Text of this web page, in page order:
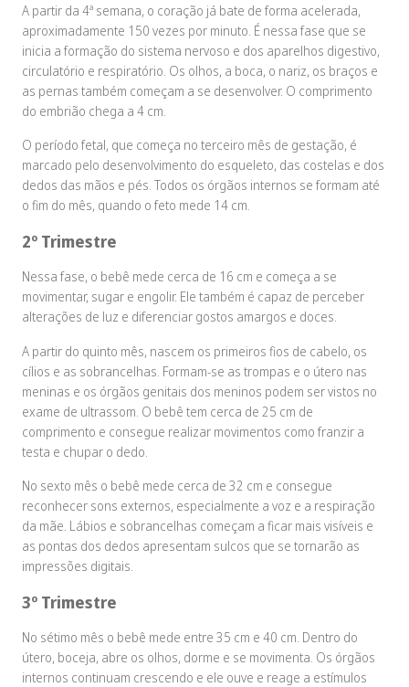
A partir da 4ª semana, o coração já bate de forma acelerada,
aproximadamente 150 vezes por minuto. É nessa fase que se
inicia a formação do sistema nervoso e dos aparelhos digestivo,
circulatório e respiratório. Os olhos, a boca, o nariz, os braços e
as pernas também começam a se desenvolver. O comprimento
do embrião chega a 4 cm.
O período fetal, que começa no terceiro mês de gestação, é
marcado pelo desenvolvimento do esqueleto, das costelas e dos
dedos das mãos e pés. Todos os órgãos internos se formam até
o fim do mês, quando o feto mede 14 cm.
2º Trimestre
Nessa fase, o bebê mede cerca de 16 cm e começa a se
movimentar, sugar e engolir. Ele também é capaz de perceber
alterações de luz e diferenciar gostos amargos e doces.
A partir do quinto mês, nascem os primeiros fios de cabelo, os
cílios e as sobrancelhas. Formam-se as trompas e o útero nas
meninas e os órgãos genitais dos meninos podem ser vistos no
exame de ultrassom. O bebê tem cerca de 25 cm de
comprimento e consegue realizar movimentos como franzir a
testa e chupar o dedo.
No sexto mês o bebê mede cerca de 32 cm e consegue
reconhecer sons externos, especialmente a voz e a respiração
da mãe. Lábios e sobrancelhas começam a ficar mais visíveis e
as pontas dos dedos apresentam sulcos que se tornarão as
impressões digitais.
3º Trimestre
No sétimo mês o bebê mede entre 35 cm e 40 cm. Dentro do
útero, boceja, abre os olhos, dorme e se movimenta. Os órgãos
internos continuam crescendo e ele ouve e reage a estímulos